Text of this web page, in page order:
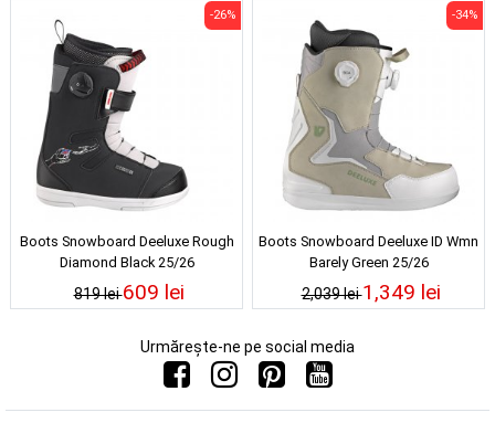
Boots Snowboard Deeluxe Rough
Diamond Black 25/26
819 lei
-26%
609 lei
Boots Snowboard Deeluxe ID Wmn
Barely Green 25/26
2,039 lei
-34%
1,349 lei
Urmărește-ne pe social media